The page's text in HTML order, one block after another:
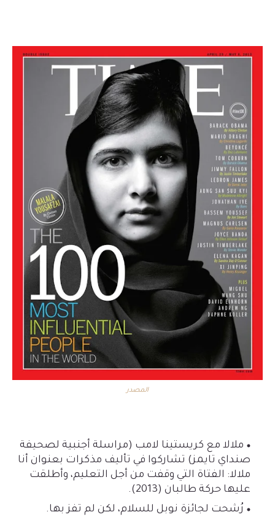
المصدر
ملالا مع كريستينا لامب (مراسلة أجنبية لصحيفة
صنداي تايمز) تشاركوا في تأليف مذكرات بعنوان أنا
ملالا: الفتاة التي وقفت من أجل التعليم، وأطلقت
عليها حركة طالبان (2013).
رُشحت لجائزة نوبل للسلام، لكن لم تفز بها.